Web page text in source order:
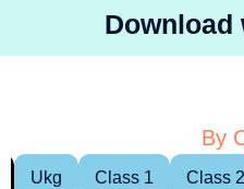
Download
By
Ukg Class 1 Class 2